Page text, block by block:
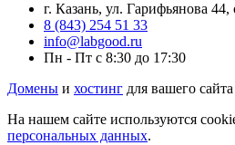
г. Казань, ул. Гарифьянова 44,
8 (843) 254 51 33
info@labgood.ru
Пн - Пт с 8:30 до 17:30
Домены и хостинг для вашего
На нашем сайте используются
персональных данных.